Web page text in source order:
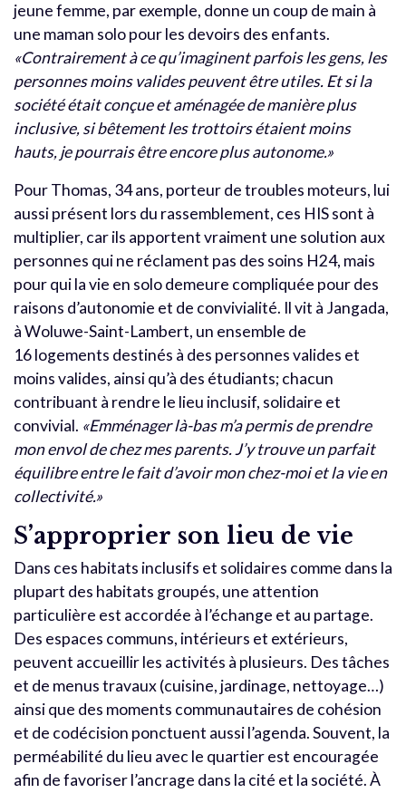
jeune femme, par exemple, donne un coup de main à
une maman solo pour les devoirs des enfants.
«Contrairement à ce qu’imaginent parfois les gens, les
personnes moins valides peuvent être utiles. Et si la
société était conçue et aménagée de manière plus
inclusive, si bêtement les trottoirs étaient moins
hauts, je pourrais être encore plus autonome.»
Pour Thomas, 34 ans, porteur detroubles moteurs, lui
aussi présent lors du rassemblement, ces HIS sont à
multiplier, car ils apportent vraiment une solution aux
personnes qui ne réclament pas des soins H24, mais
pour qui la vie en solo demeure compliquée pour des
raisons d’autonomie et de convivialité. Il vit à Jangada,
à Woluwe-Saint-Lambert, un ensemble de
16 logements destinés à des personnes valides et
moins valides, ainsi qu’à des étudiants; chacun
contribuant à rendre le lieu inclusif, solidaire et
convivial. «Emménager là-basm’a permis de prendre
mon envol de chez mes parents. J’y trouve un parfait
équilibre entre le fait d’avoir mon chez-moi et la vie en
collectivité.»
S’approprier son lieu de vie
Dans ces habitats inclusifs et solidaires comme dans la
plupart des habitats groupés, une attention
particulière est accordée à l’échange et au partage.
Des espaces communs, intérieurs et extérieurs,
peuvent accueillir les activités à plusieurs. Des tâches
et de menus travaux (cuisine, jardinage, nettoyage…)
ainsi que des moments communautaires de cohésion
et de codécision ponctuent aussi l’agenda. Souvent, la
perméabilité du lieu avec le quartier est encouragée
afin de favoriser l’ancrage dans la cité et la société. À